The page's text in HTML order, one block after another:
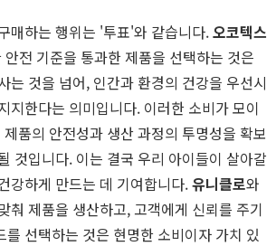
매하는 행위는 '투표'와 같습니다.오코텍스
전 기준을 통과한 제품을 선택하는 것은
는 것을 넘어, 인간과 환경의 건강을 우선시
지한다는 의미입니다. 이러한 소비가 모이
품의 안전성과 생산 과정의 투명성을 확보
것입니다. 이는 결국 우리 아이들이 살아갈
강하게 만드는 데 기여합니다.유니클로와
춰 제품을 생산하고, 고객에게 신뢰를 주기
를 선택하는 것은 현명한 소비이자 가치 있